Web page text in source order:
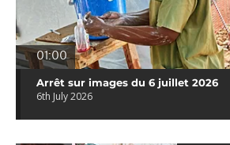
01:00
Arrêt sur images du 6 juillet 2026
6th July 2026